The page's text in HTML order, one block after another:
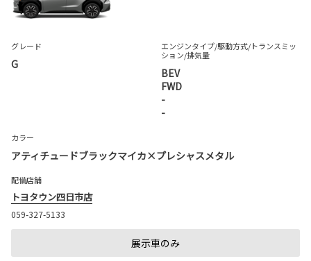
グレード
G
エンジンタイプ/駆動方式/トランスミッ
ション/排気量
BEV
FWD
-
-
カラー
アティチュードブラックマイカ×プレシャスメタル
配備店舗
トヨタウン四日市店
059-327-5133
展示車のみ